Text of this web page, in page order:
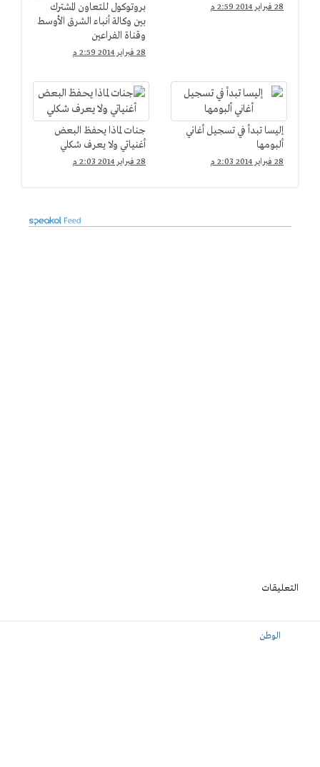
28 فبراير 2014 2:59 م
بروتوكول للتعاون المشترك
بين وكالة أنباء الشرق الأوسط
وقناة الفراعين
28 فبراير 2014 2:59 م
إليسا تبدأ في تسجيل أغاني
ألبومها
28 فبراير 2014 2:03 م
جنات لماذا يحفظ البعض
أغنياتي ولا يعرف شكلي
28 فبراير 2014 2:03 م
التعليقات
الوطن